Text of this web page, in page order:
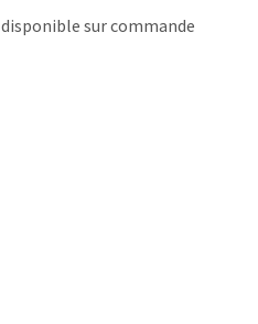
disponible sur commande